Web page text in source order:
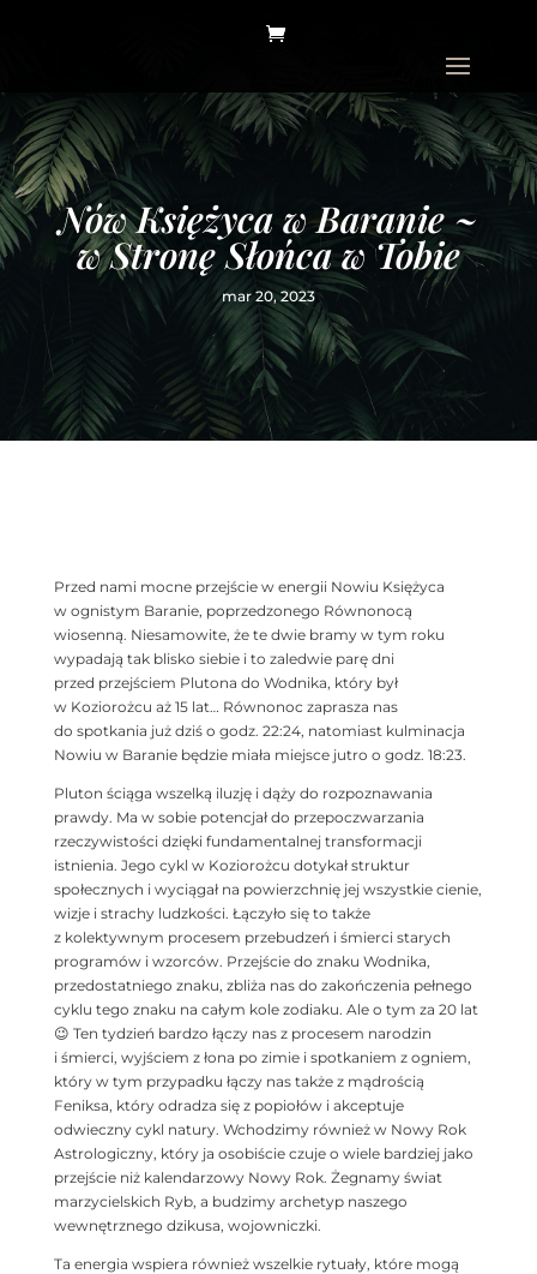
Nów Księżyca w Baranie ~
w Stronę Słońca w Tobie
mar 20, 2023
Przed nami mocne przejście w energii Nowiu Księżyca
w ognistym Baranie, poprzedzonego Równonocą
wiosenną. Niesamowite, że te dwie bramy w tym roku
wypadają tak blisko siebie i to zaledwie parę dni
przed przejściem Plutona do Wodnika, który był
w Koziorożcu aż 15 lat… Równonoc zaprasza nas
do spotkania już dziś o godz. 22:24, natomiast kulminacja
Nowiu w Baranie będzie miała miejsce jutro o godz. 18:23.
Pluton ściąga wszelką iluzję i dąży do rozpoznawania
prawdy. Ma w sobie potencjał do przepoczwarzania
rzeczywistości dzięki fundamentalnej transformacji
istnienia. Jego cykl w Koziorożcu dotykał struktur
społecznych i wyciągał na powierzchnię jej wszystkie cienie,
wizje i strachy ludzkości. Łączyło się to także
z kolektywnym procesem przebudzeń i śmierci starych
programów i wzorców. Przejście do znaku Wodnika,
przedostatniego znaku, zbliża nas do zakończenia pełnego
cyklu tego znaku na całym kole zodiaku. Ale o tym za 20 lat
😉 Ten tydzień bardzo łączy nas z procesem narodzin
i śmierci, wyjściem z łona po zimie i spotkaniem z ogniem,
który w tym przypadku łączy nas także z mądrością
Feniksa, który odradza się z popiołów i akceptuje
odwieczny cykl natury. Wchodzimy również w Nowy Rok
Astrologiczny, który ja osobiście czuje o wiele bardziej jako
przejście niż kalendarzowy Nowy Rok. Żegnamy świat
marzycielskich Ryb, a budzimy archetyp naszego
wewnętrznego dzikusa, wojowniczki.
Ta energia wspiera również wszelkie rytuały, które mogą